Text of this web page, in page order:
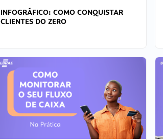
INFOGRÁFICO: COMO CONQUISTAR
CLIENTES DO ZERO